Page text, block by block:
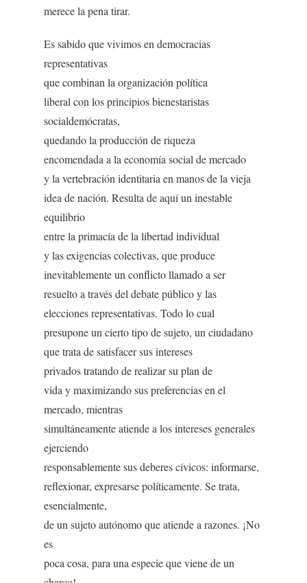
merece la pena tirar.
Es sabido que vivimos en democracias
representativas
que combinan la organización política
liberal con los principios bienestaristas
socialdemócratas,
quedando la producción de riqueza
encomendada a la economía social de mercado
y la vertebración identitaria en manos de la vieja
idea de nación. Resulta de aquí un inestable
equilibrio
entre la primacía de la libertad individual
y las exigencias colectivas, que produce
inevitablemente un conflicto llamado a ser
resuelto a través del debate público y las
elecciones representativas. Todo lo cual
presupone un cierto tipo de sujeto, un ciudadano
que trata de satisfacer sus intereses
privados tratando de realizar su plan de
vida y maximizando sus preferencias en el
mercado, mientras
simultáneamente atiende a los intereses generales
ejerciendo
responsablemente sus deberes cívicos: informarse,
reflexionar, expresarse políticamente. Se trata,
esencialmente,
de un sujeto autónomo que atiende a razones. ¡No
es
poca cosa, para una especie que viene de un